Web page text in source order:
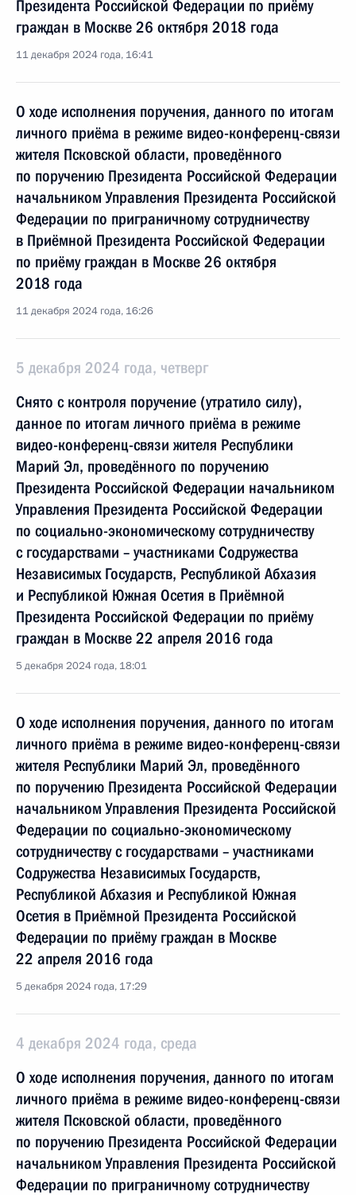
Президента Российской Федерации по приёму
граждан в Москве 26 октября 2018 года
11 декабря 2024 года, 16:41
О ходе исполнения поручения, данного по итогам
личного приёма в режиме видео-конференц-связи
жителя Псковской области, проведённого
по поручению Президента Российской Федерации
начальником Управления Президента Российской
Федерации по приграничному сотрудничеству
в Приёмной Президента Российской Федерации
по приёму граждан в Москве 26 октября
2018 года
11 декабря 2024 года, 16:26
5 декабря 2024 года, четверг
Снято с контроля поручение (утратило силу),
данное по итогам личного приёма в режиме
видео-конференц-связи жителя Республики
Марий Эл, проведённого по поручению
Президента Российской Федерации начальником
Управления Президента Российской Федерации
по социально-экономическому сотрудничеству
с государствами – участниками Содружества
Независимых Государств, Республикой Абхазия
и Республикой Южная Осетия в Приёмной
Президента Российской Федерации по приёму
граждан в Москве 22 апреля 2016 года
5 декабря 2024 года, 18:01
О ходе исполнения поручения, данного по итогам
личного приёма в режиме видео-конференц-связи
жителя Республики Марий Эл, проведённого
по поручению Президента Российской Федерации
начальником Управления Президента Российской
Федерации по социально-экономическому
сотрудничеству с государствами – участниками
Содружества Независимых Государств,
Республикой Абхазия и Республикой Южная
Осетия в Приёмной Президента Российской
Федерации по приёму граждан в Москве
22 апреля 2016 года
5 декабря 2024 года, 17:29
4 декабря 2024 года, среда
О ходе исполнения поручения, данного по итогам
личного приёма в режиме видео-конференц-связи
жителя Псковской области, проведённого
по поручению Президента Российской Федерации
начальником Управления Президента Российской
Федерации по приграничному сотрудничеству